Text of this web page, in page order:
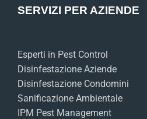
SERVIZI PER AZIENDE
Esperti in Pest Control
Disinfestazione Aziende
Disinfestazione Condomini
Sanificazione Ambientale
IPM Pest Management